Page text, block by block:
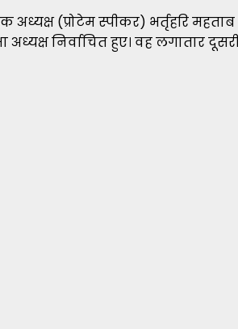
(प्रोटेम स्पीकर) भर्तृहरि
निर्वाचित हुए। वह लगातार